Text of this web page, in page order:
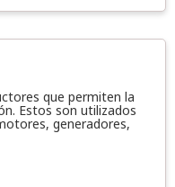
que permiten la
Estos son utilizados
generadores,